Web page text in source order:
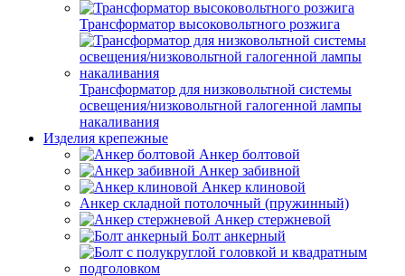
Трансформатор высоковольтного розжига
Трансформатор для низковольтной системы
освещения/низковольтной галогенной лампы
накаливания
Изделия крепежные
Анкер болтовой
Анкер забивной
Анкер клиновой
Анкер складной потолочный (пружинный)
Анкер стержневой
Болт анкерный